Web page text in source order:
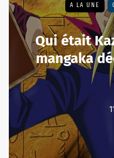
A LA UNE
Qui était
mangaka